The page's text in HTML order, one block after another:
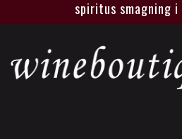
eller spiritus smagning i